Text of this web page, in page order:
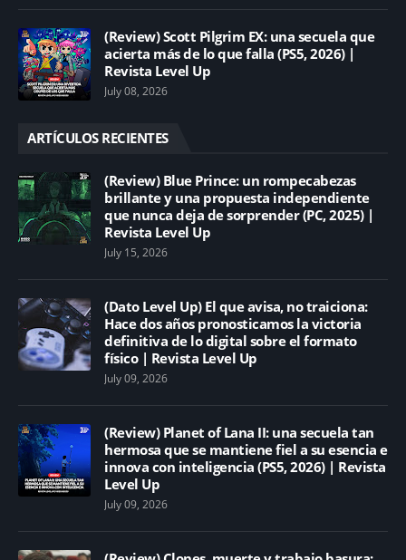
(Review) Scott Pilgrim EX: una secuela que
acierta más de lo que falla (PS5, 2026) |
Revista Level Up
July 08, 2026
ARTÍCULOS RECIENTES
(Review) Blue Prince: un rompecabezas
brillante y una propuesta independiente
que nunca deja de sorprender (PC, 2025) |
Revista Level Up
July 15, 2026
(Dato Level Up) El que avisa, no traiciona:
Hace dos años pronosticamos la victoria
definitiva de lo digital sobre el formato
físico | Revista Level Up
July 09, 2026
(Review) Planet of Lana II: una secuela tan
hermosa que se mantiene fiel a su esencia e
innova con inteligencia (PS5, 2026) | Revista
Level Up
July 09, 2026